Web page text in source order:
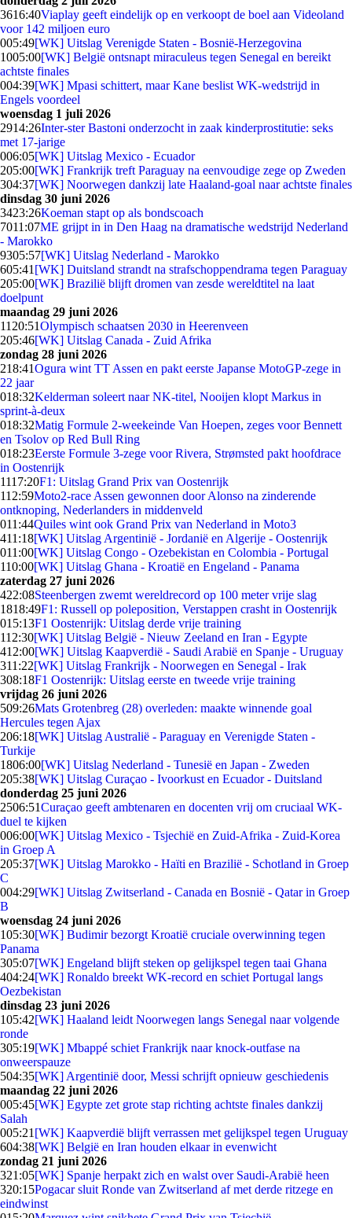
3616:40Viaplay geeft eindelijk op en verkoopt de boel aan Videoland
voor 142 miljoen euro
005:49[WK] Uitslag Verenigde Staten - Bosnië-Herzegovina
1005:00[WK] België ontsnapt miraculeus tegen Senegal en bereikt
achtste finales
004:39[WK] Mpasi schittert, maar Kane beslist WK-wedstrijd in
Engels voordeel
woensdag 1 juli 2026
2914:26Inter-ster Bastoni onderzocht in zaak kinderprostitutie: seks
met 17-jarige
006:05[WK] Uitslag Mexico - Ecuador
205:00[WK] Frankrijk treft Paraguay na eenvoudige zege op Zweden
304:37[WK] Noorwegen dankzij late Haaland-goal naar achtste finales
dinsdag 30 juni 2026
3423:26Koeman stapt op als bondscoach
7011:07ME grijpt in in Den Haag na dramatische wedstrijd Nederland
- Marokko
9305:57[WK] Uitslag Nederland - Marokko
605:41 [WK] Duitsland strandt na strafschoppendrama tegen Paraguay
205:00[WK] Brazilië blijft dromen van zesde wereldtitel na laat
doelpunt
maandag 29 juni 2026
11 20:51Olympisch schaatsen 2030 in Heerenveen
205:46[WK] Uitslag Canada - Zuid Afrika
zondag 28 juni 2026
218:41Ogura wint TT Assen en pakt eerste Japanse MotoGP-zege in
22 jaar
018:32Kelderman soleert naar NK-titel, Nooijen klopt Markus in
sprint-à-deux
018:32Matig Formule 2-weekeinde Van Hoepen, zeges voor Bennett
en Tsolov op Red Bull Ring
018:23Eerste Formule 3-zege voor Rivera, Strømsted pakt hoofdrace
in Oostenrijk
1117:20F1: Uitslag Grand Prix van Oostenrijk
112:59Moto2-race Assen gewonnen door Alonso na zinderende
ontknoping, Nederlanders in middenveld
011:44Quiles wint ook Grand Prix van Nederland in Moto3
411:18[WK] Uitslag Argentinië - Jordanië en Algerije - Oostenrijk
011:00[WK] Uitslag Congo - Ozebekistan en Colombia - Portugal
110:00[WK] Uitslag Ghana - Kroatië en Engeland - Panama
zaterdag 27 juni 2026
422:08Steenbergen zwemt wereldrecord op 100 meter vrije slag
1818:49F1: Russell op poleposition, Verstappen crasht in Oostenrijk
015:13F1 Oostenrijk: Uitslag derde vrije training
112:30[WK] Uitslag België - Nieuw Zeeland en Iran - Egypte
412:00[WK] Uitslag Kaapverdië - Saudi Arabië en Spanje - Uruguay
311:22[WK] Uitslag Frankrijk - Noorwegen en Senegal - Irak
308:18F1 Oostenrijk: Uitslag eerste en tweede vrije training
vrijdag 26 juni 2026
509:26Mats Grotenbreg (28) overleden: maakte winnende goal
Hercules tegen Ajax
206:18[WK] Uitslag Australië - Paraguay en Verenigde Staten -
Turkije
1806:00[WK] Uitslag Nederland - Tunesië en Japan - Zweden
205:38[WK] Uitslag Curaçao - Ivoorkust en Ecuador - Duitsland
donderdag 25 juni 2026
2506:51Curaçao geeft ambtenaren en docenten vrij om cruciaal WK-
duel te kijken
006:00[WK] Uitslag Mexico - Tsjechië en Zuid-Afrika - Zuid-Korea
in Groep A
205:37[WK] Uitslag Marokko - Haïti en Brazilië - Schotland in Groep
C
004:29[WK] Uitslag Zwitserland - Canada en Bosnië - Qatar in Groep
B
woensdag 24 juni 2026
105:30[WK] Budimir bezorgt Kroatië cruciale overwinning tegen
Panama
305:07[WK] Engeland blijft steken op gelijkspel tegen taai Ghana
404:24[WK] Ronaldo breekt WK-record en schiet Portugal langs
Oezbekistan
dinsdag 23 juni 2026
105:42[WK] Haaland leidt Noorwegen langs Senegal naar volgende
ronde
305:19[WK] Mbappé schiet Frankrijk naar knock-outfase na
onweerspauze
504:35[WK] Argentinië door, Messi schrijft opnieuw geschiedenis
maandag 22 juni 2026
005:45[WK] Egypte zet grote stap richting achtste finales dankzij
Salah
005:21 [WK] Kaapverdië blijft verrassen met gelijkspel tegen Uruguay
604:38[WK] België en Iran houden elkaar in evenwicht
zondag 21 juni 2026
321:05[WK] Spanje herpakt zich en walst over Saudi-Arabië heen
320:15Pogacar sluit Ronde van Zwitserland af met derde ritzege en
eindwinst